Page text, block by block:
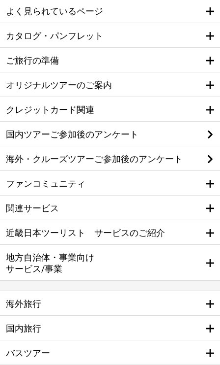
よく見られているページ
カタログ・パンフレット
ご旅行の準備
オリジナルツアーのご案内
クレジットカード関連
国内ツアーご参加後のアンケート
海外・クルーズツアーご参加後のアンケート
ファンコミュニティ
関連サービス
近畿日本ツーリスト サービスのご紹介
地方自治体・事業向け
サービス/事業
海外旅行
国内旅行
バスツアー